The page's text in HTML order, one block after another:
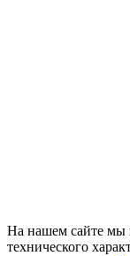
На нашем сайте мы
технического